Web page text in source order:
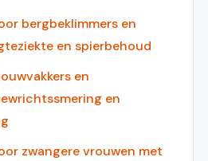
bergbeklimmers en
en spierbehoud
en
en
zwangere vrouwen met